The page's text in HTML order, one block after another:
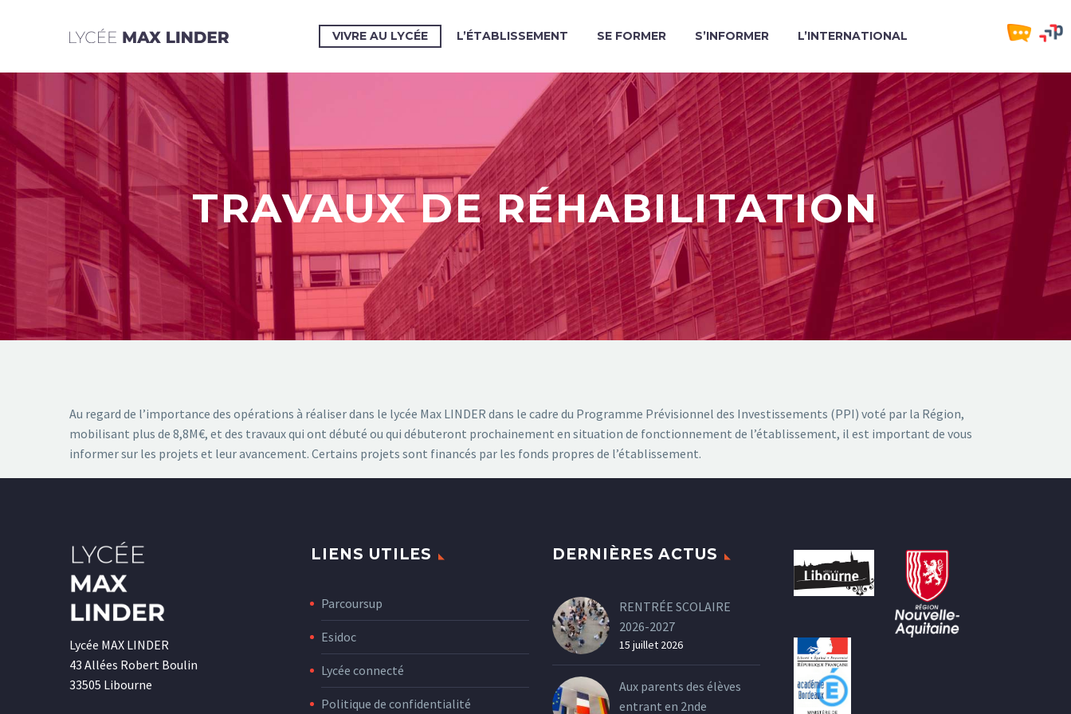
VIVRE AU LYCÉE L’ÉTABLISSEMENT SE FORMER S’INFORMER L’INTERNATIONAL
TRAVAUX DE RÉHABILITATION
Au regard de l’importance des opérations à réaliser dans le lycée Max LINDER dans le cadre du Programme Prévisionnel des Investissements (PPI) voté par la Région,
mobilisant plus de 8,8M€, et des travaux qui ont débuté ou qui débuteront prochainement en situation de fonctionnement de l’établissement, il est important de vous
informer sur les projets et leur avancement. Certains projets sont financés par les fonds propres de l’établissement.
Lycée MAX LINDER
43 Allées Robert Boulin
33505 Libourne
LIENS UTILES
Parcoursup
Esidoc
Lycée connecté
Politique de confidentialité
DERNIÈRES ACTUS
RENTRÉE SCOLAIRE
2026-2027
15 juillet 2026
Aux parents des élèves
entrant en 2nde